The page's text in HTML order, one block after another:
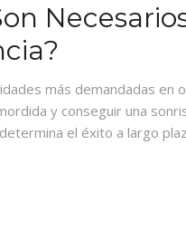
más demandadas
y conseguir una
el éxito a largo